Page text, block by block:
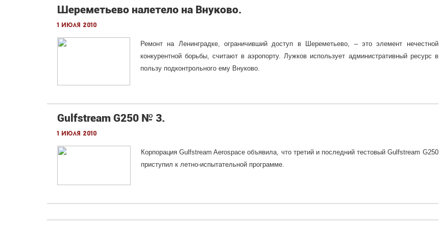
Шереметьево налетело на Внуково.
1 июля 2010
Ремонт на Ленинградке, ограничивший доступ в Шереметьево, – это элемент нечестной
конкурентной борьбы, считают в аэропорту. Лужков использует административный ресурс в
пользу подконтрольного ему Внуково.
Gulfstream G250 № 3.
1 июля 2010
Корпорация Gulfstream Aerospace объявила, что третий и последний тестовый Gulfstream G250
приступил к летно-испытательной программе.